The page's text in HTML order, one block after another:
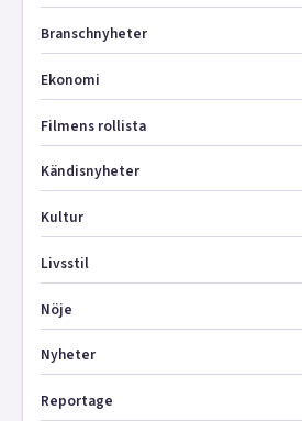
Branschnyheter
Ekonomi
Filmens rollista
Kändisnyheter
Kultur
Livsstil
Nöje
Nyheter
Reportage